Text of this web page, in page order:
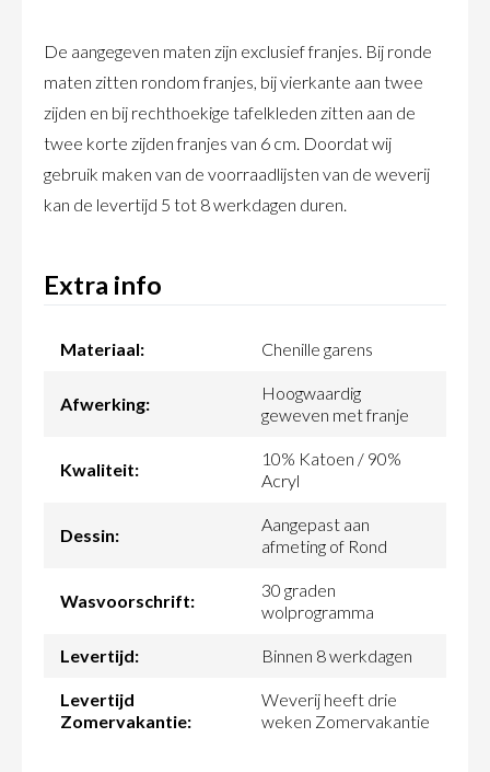
De aangegeven maten zijn exclusief franjes. Bij ronde
maten zitten rondom franjes, bij vierkante aan twee
zijden en bij rechthoekige tafelkleden zitten aan de
twee korte zijden franjes van 6 cm. Doordat wij
gebruik maken van de voorraadlijsten van de weverij
kan de levertijd 5 tot 8 werkdagen duren.
Extra info
Materiaal: Chenille garens
Afwerking:
Hoogwaardig
geweven met franje
Kwaliteit:
10% Katoen / 90%
Acryl
Dessin:
Aangepast aan
afmeting of Rond
Wasvoorschrift:
30 graden
wolprogramma
Levertijd: Binnen 8 werkdagen
Levertijd
Zomervakantie:
Weverij heeft drie
weken Zomervakantie